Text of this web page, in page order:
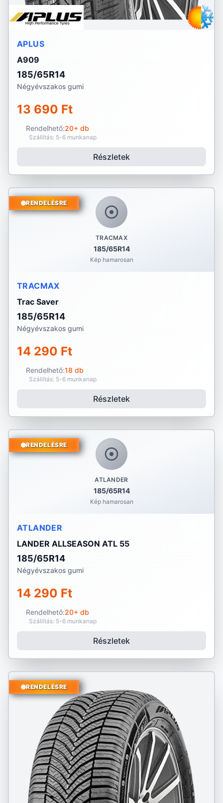
APLUS
A909
185/65R14
Négyévszakos gumi
13 690 Ft
Rendelhető:20+ db
Szállítás: 5-6 munkanap
Részletek
TRACMAX
185/65R14
Kép hamarosan
RENDELÉSRE
TRACMAX
Trac Saver
185/65R14
Négyévszakos gumi
14 290 Ft
Rendelhető:18 db
Szállítás: 5-6 munkanap
Részletek
ATLANDER
185/65R14
Kép hamarosan
RENDELÉSRE
ATLANDER
LANDER ALLSEASON ATL 55
185/65R14
Négyévszakos gumi
14 290 Ft
Rendelhető:20+ db
Szállítás: 5-6 munkanap
Részletek
RENDELÉSRE